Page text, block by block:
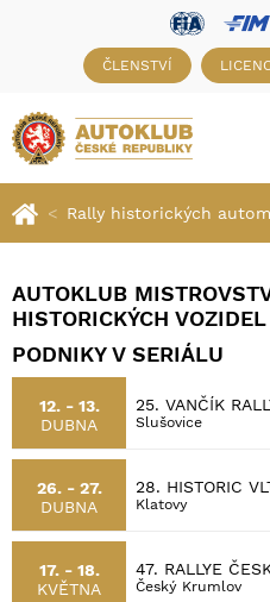
ČLENSTVÍ
Rally historických
AUTOKLUB
HISTORICKÝCH VOZIDEL
PODNIKY V SERIÁLU
12. - 13.
DUBNA
25. VANČÍK
Slušovice
26. - 27.
DUBNA
28. HISTORIC
Klatovy
17. - 18.
KVĚTNA
47. RALLYE
Český Krumlov